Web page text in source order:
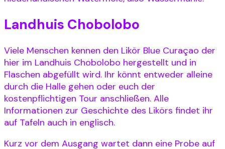
Landhuis Chobolobo
Viele Menschen kennen den Likör Blue Curaçao der
hier im Landhuis Chobolobo hergestellt und in
Flaschen abgefüllt wird. Ihr könnt entweder alleine
durch die Halle gehen oder euch der
kostenpflichtigen Tour anschließen. Alle
Informationen zur Geschichte des Likörs findet ihr
auf Tafeln auch in englisch.
Kurz vor dem Ausgang wartet dann eine Probe auf